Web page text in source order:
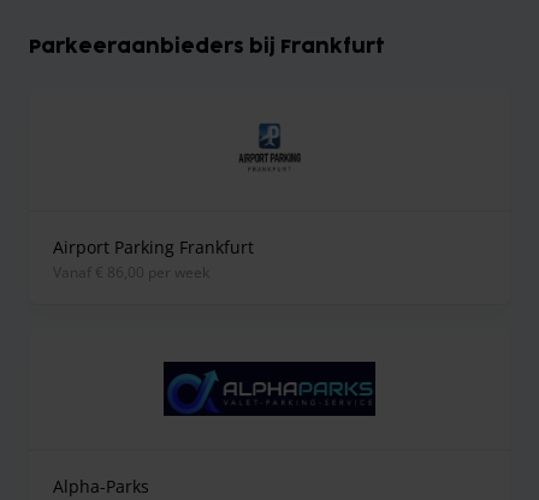
Parkeeraanbieders bij Frankfurt
Airport Parking Frankfurt
vanaf € 86,00 per week
Alpha-Parks